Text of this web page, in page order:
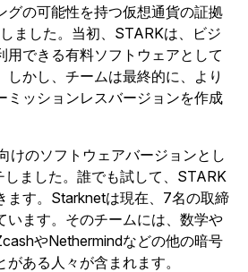
グの可能性を持つ仮想通貨の証拠
ました。当初、STARKは、ビジ
用できる有料ソフトウェアとして
しかし、チームは最終的に、より
ミッションレスバージョンを作成
けのソフトウェアバージョンとし
ました。誰でも試して、STARK
ます。Starknetは現在、7名の取締
います。 そのチームには、数学や
やNethermindなどの他の暗号
がある人々 が含まれます。